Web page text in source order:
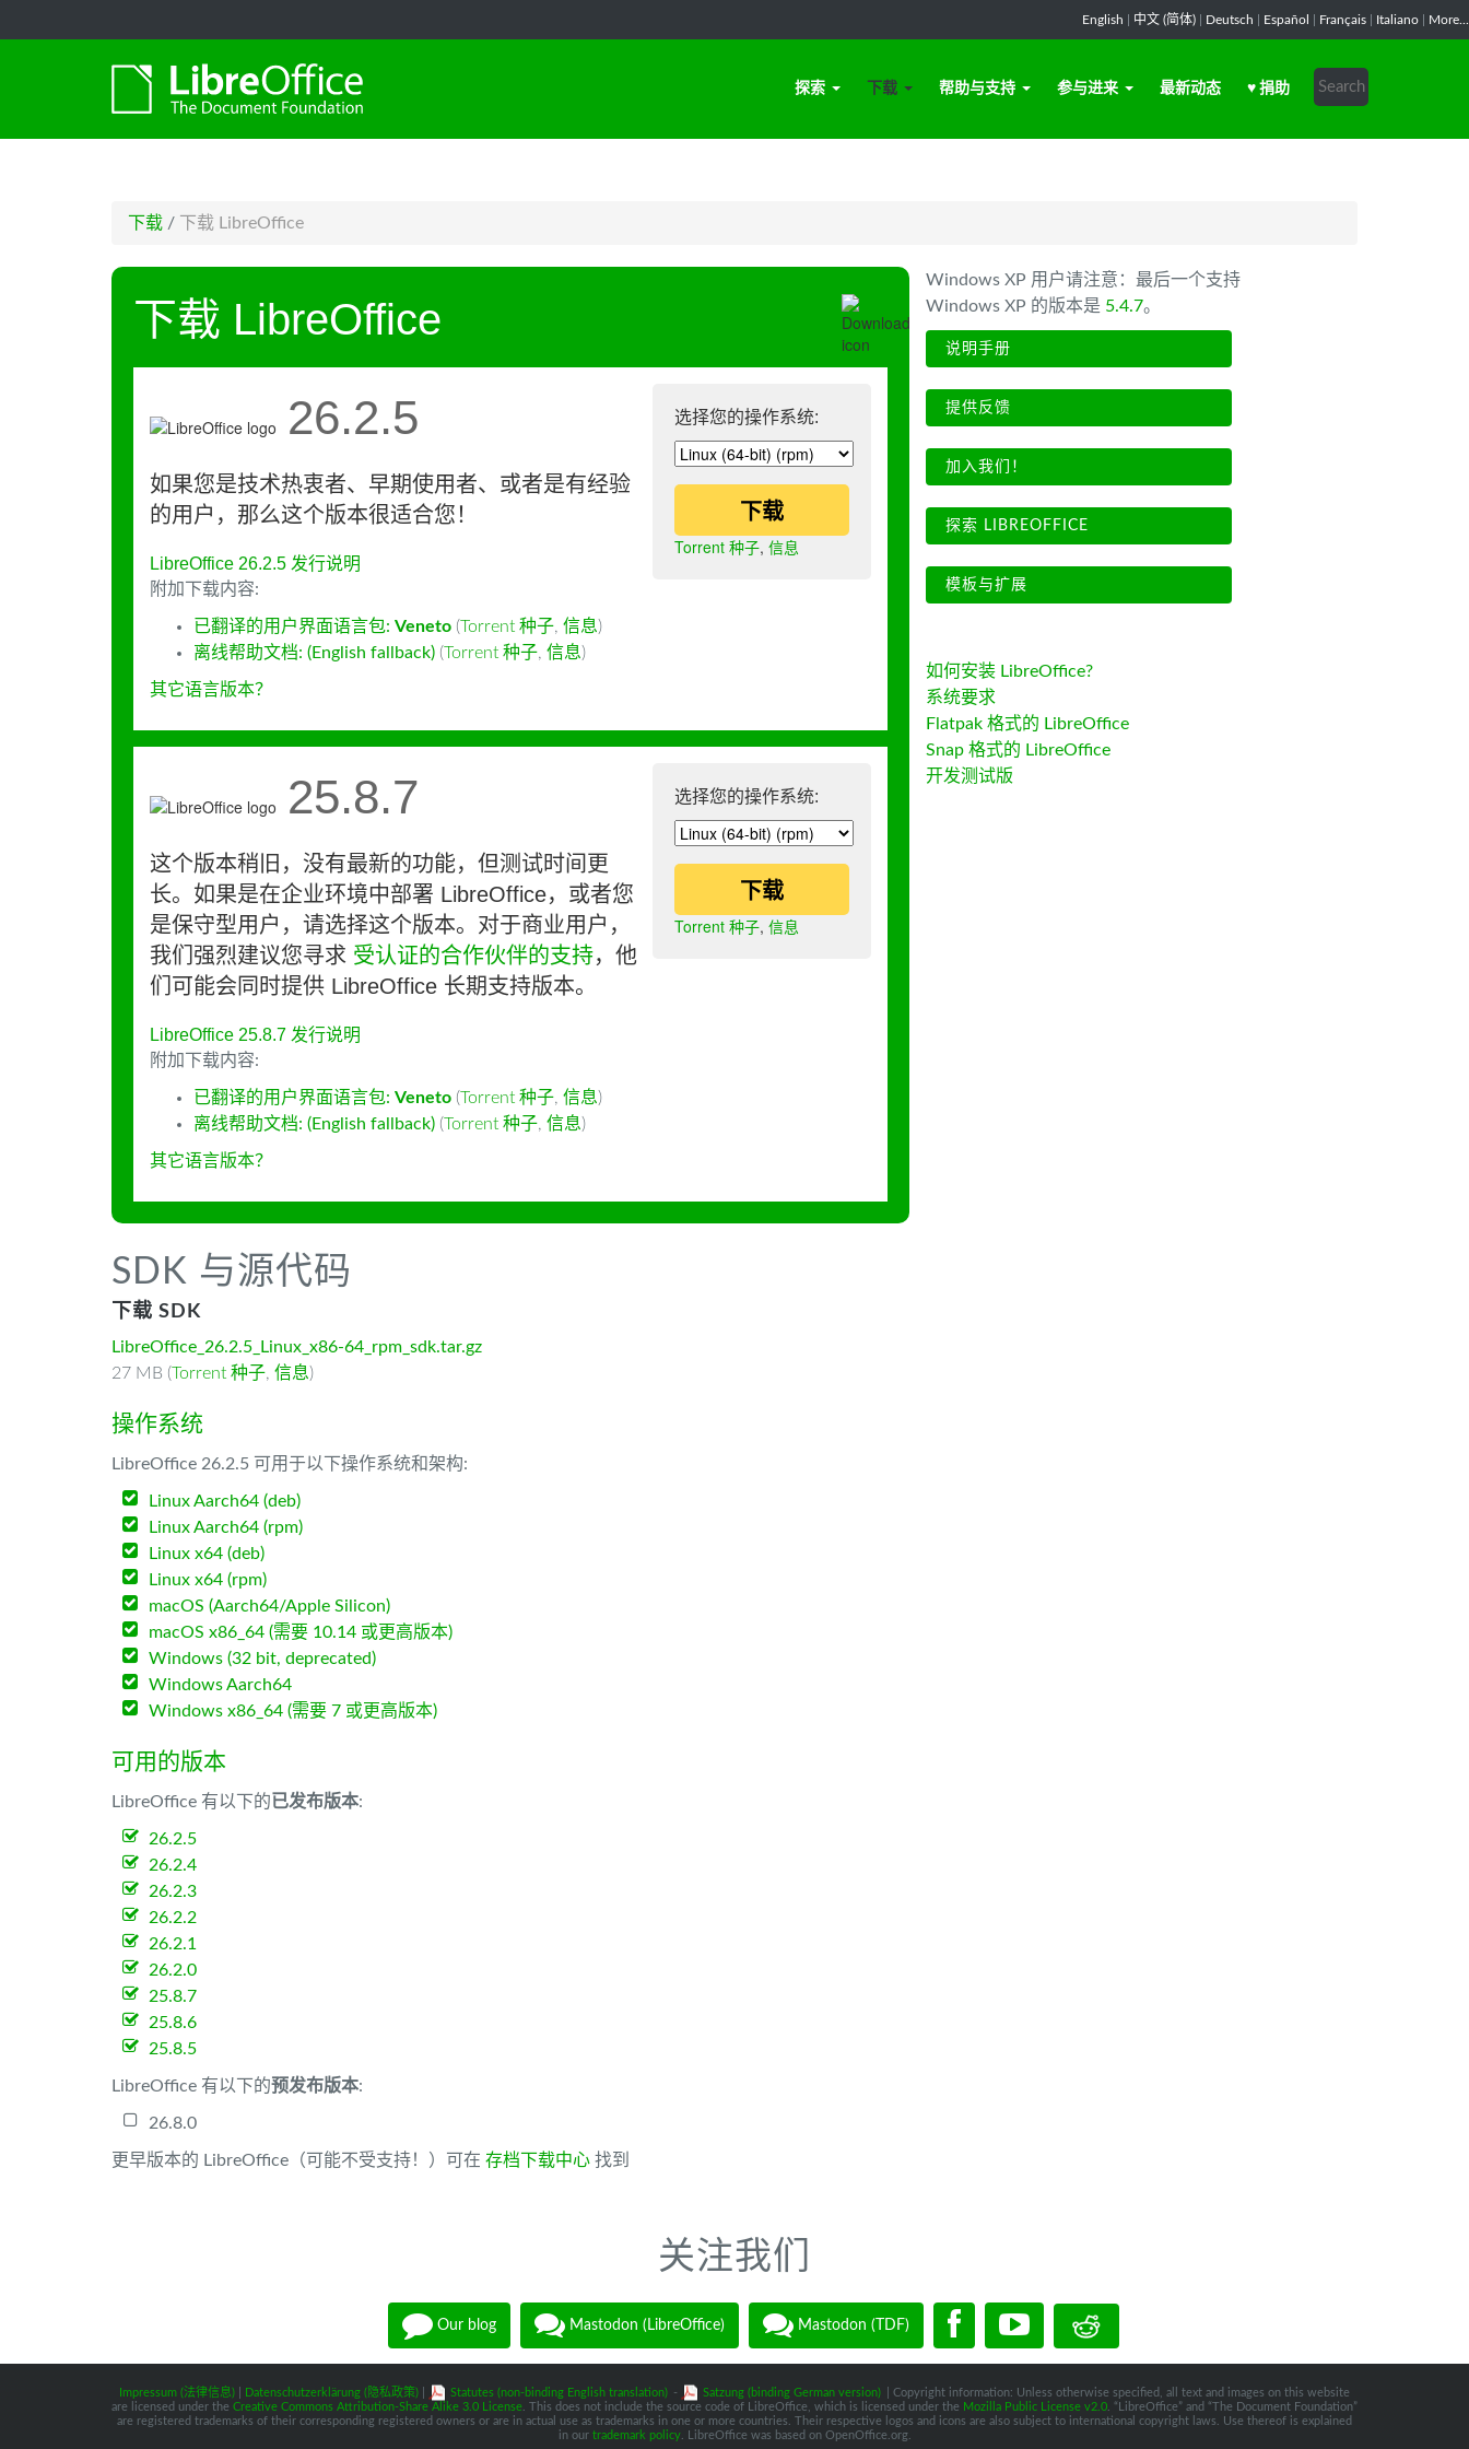
English 中文 (简体) Deutsch Español Français Italiano More...
探索 下载 帮助与支持 参与进来 最新动态 ♥ 捐助
下载 / 下载 LibreOffice
下载 LibreOffice
选择您的操作系统:
下载
Torrent 种子, 信息
26.2.5
如果您是技术热衷者、早期使用者、或者是有经验
的用户，那么这个版本很适合您！
LibreOffice 26.2.5 发行说明
附加下载内容:
已翻译的用户界面语言包: Veneto (Torrent 种子, 信息)
离线帮助文档: (English fallback) (Torrent 种子, 信息)
其它语言版本？
选择您的操作系统:
下载
Torrent 种子, 信息
25.8.7
这个版本稍旧，没有最新的功能，但测试时间更
长。如果是在企业环境中部署 LibreOffice，或者您
是保守型用户，请选择这个版本。对于商业用户，
我们强烈建议您寻求 受认证的合作伙伴的支持，他
们可能会同时提供 LibreOffice 长期支持版本。
LibreOffice 25.8.7 发行说明
附加下载内容:
已翻译的用户界面语言包: Veneto (Torrent 种子, 信息)
离线帮助文档: (English fallback) (Torrent 种子, 信息)
其它语言版本？
SDK 与源代码
下载 SDK
LibreOffice_26.2.5_Linux_x86-64_rpm_sdk.tar.gz
27 MB (Torrent 种子, 信息)
操作系统
LibreOffice 26.2.5 可用于以下操作系统和架构:
Linux Aarch64 (deb)
Linux Aarch64 (rpm)
Linux x64 (deb)
Linux x64 (rpm)
macOS (Aarch64/Apple Silicon)
macOS x86_64 (需要 10.14 或更高版本)
Windows (32 bit, deprecated)
Windows Aarch64
Windows x86_64 (需要 7 或更高版本)
可用的版本
LibreOffice 有以下的已发布版本:
26.2.5
26.2.4
26.2.3
26.2.2
26.2.1
26.2.0
25.8.7
25.8.6
25.8.5
LibreOffice 有以下的预发布版本:
26.8.0
更早版本的 LibreOffice（可能不受支持！）可在 存档下载中心 找到
Windows XP 用户请注意：最后一个支持
Windows XP 的版本是 5.4.7。
说明手册
提供反馈
加入我们！
探索 LIBREOFFICE
模板与扩展
如何安装 LibreOffice?
系统要求
Flatpak 格式的 LibreOffice
Snap 格式的 LibreOffice
开发测试版
关注我们
Our blog Mastodon (LibreOffice) Mastodon (TDF)
Impressum (法律信息) Datenschutzerklärung (隐私政策) Statutes (non-binding English translation) - Satzung (binding German version)
| Copyright information: Unless otherwise specified, all text and images on this website
are licensed under the Creative Commons Attribution-Share Alike 3.0 License . This does not include the source code of LibreOffice, which is licensed under the Mozilla Public License v2.0 . “LibreOffice” and “The Document Foundation”
are registered trademarks of their corresponding registered owners or are in actual use as trademarks in one or more countries. Their respective logos and icons are also subject to international copyright laws. Use thereof is explained
in our trademark policy. LibreOffice was based on OpenOffice.org.